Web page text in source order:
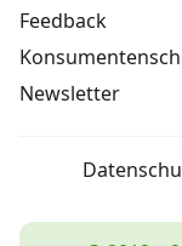
Feedback
Newsletter